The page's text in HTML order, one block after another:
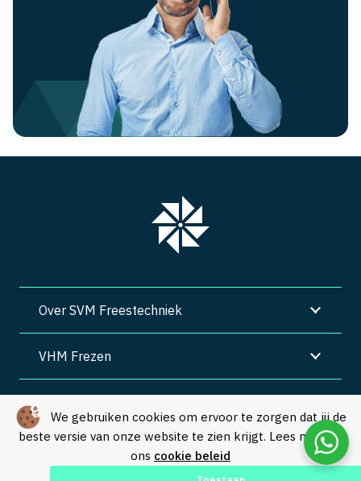
We gebruiken cookies om ervoor te zorgen dat jij de
beste versie van onze website te zien krijgt. Lees meer in
ons cookie beleid
Over SVM Freestechniek
VHM Frezen
Algemene voorwaarden | Privacy
© Copyright 2026 – SVM Freestechniek |
Webdesign by Yooker–